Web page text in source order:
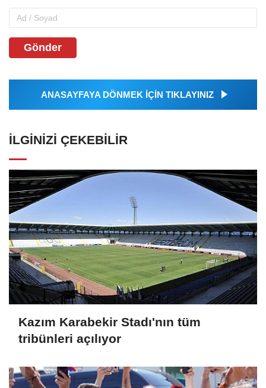
Gönder
ANASAYFAYA DÖNMEK İÇİN TIKLAYINIZ
İLGINIZI ÇEKEBILIR
Kazım Karabekir Stadı'nın tüm
tribünleri açılıyor